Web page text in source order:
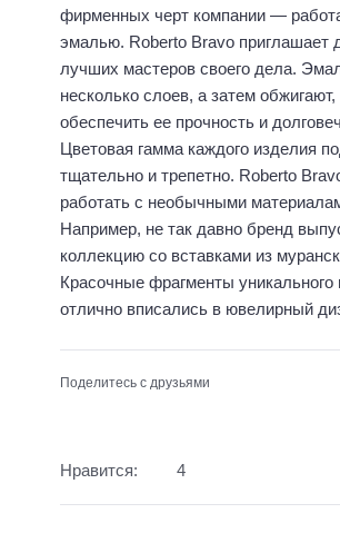
фирменных черт компании —
эмалью. Roberto Bravo приглашает
лучших мастеров своего дела.
несколько слоев, а затем
обеспечить ее прочность и
Цветовая гамма каждого изделия
тщательно и трепетно. Roberto
работать с необычными
Например, не так давно бренд
коллекцию со вставками из
Красочные фрагменты уникального
отлично вписались в ювелирный
Поделитесь с друзьями
Нравится: 4